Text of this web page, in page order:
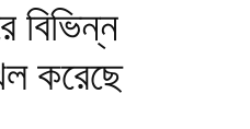
বিভিন্ন
করেছে